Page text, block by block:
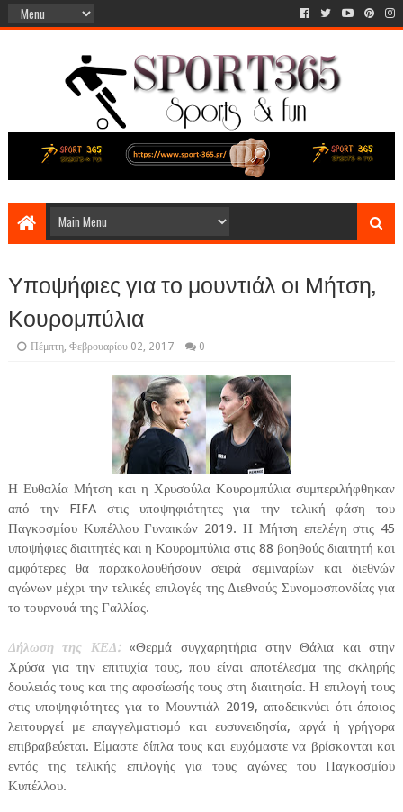
Υποψήφιες για το μουντιάλ οι Μήτση,
Κουρομπύλια
Πέμπτη, Φεβρουαρίου 02, 2017 0
Η Ευθαλία Μήτση και η Χρυσούλα Κουρομπύλια συμπεριλήφθηκαν
από την FIFA στις υποψηφιότητες για την τελική φάση του
Παγκοσμίου Κυπέλλου Γυναικών 2019. Η Μήτση επελέγη στις 45
υποψήφιες διαιτητές και η Κουρομπύλια στις 88 βοηθούς διαιτητή και
αμφότερες θα παρακολουθήσουν σειρά σεμιναρίων και διεθνών
αγώνων μέχρι την τελικές επιλογές της Διεθνούς Συνομοσπονδίας για
το τουρνουά της Γαλλίας.
Δήλωση της ΚΕΔ:«Θερμά συγχαρητήρια στην Θάλια και στην
Χρύσα για την επιτυχία τους, που είναι αποτέλεσμα της σκληρής
δουλειάς τους και της αφοσίωσής τους στη διαιτησία. Η επιλογή τους
στις υποψηφιότητες για το Μουντιάλ 2019, αποδεικνύει ότι όποιος
λειτουργεί με επαγγελματισμό και ευσυνειδησία, αργά ή γρήγορα
επιβραβεύεται. Είμαστε δίπλα τους και ευχόμαστε να βρίσκονται και
εντός της τελικής επιλογής για τους αγώνες του Παγκοσμίου
Κυπέλλου.